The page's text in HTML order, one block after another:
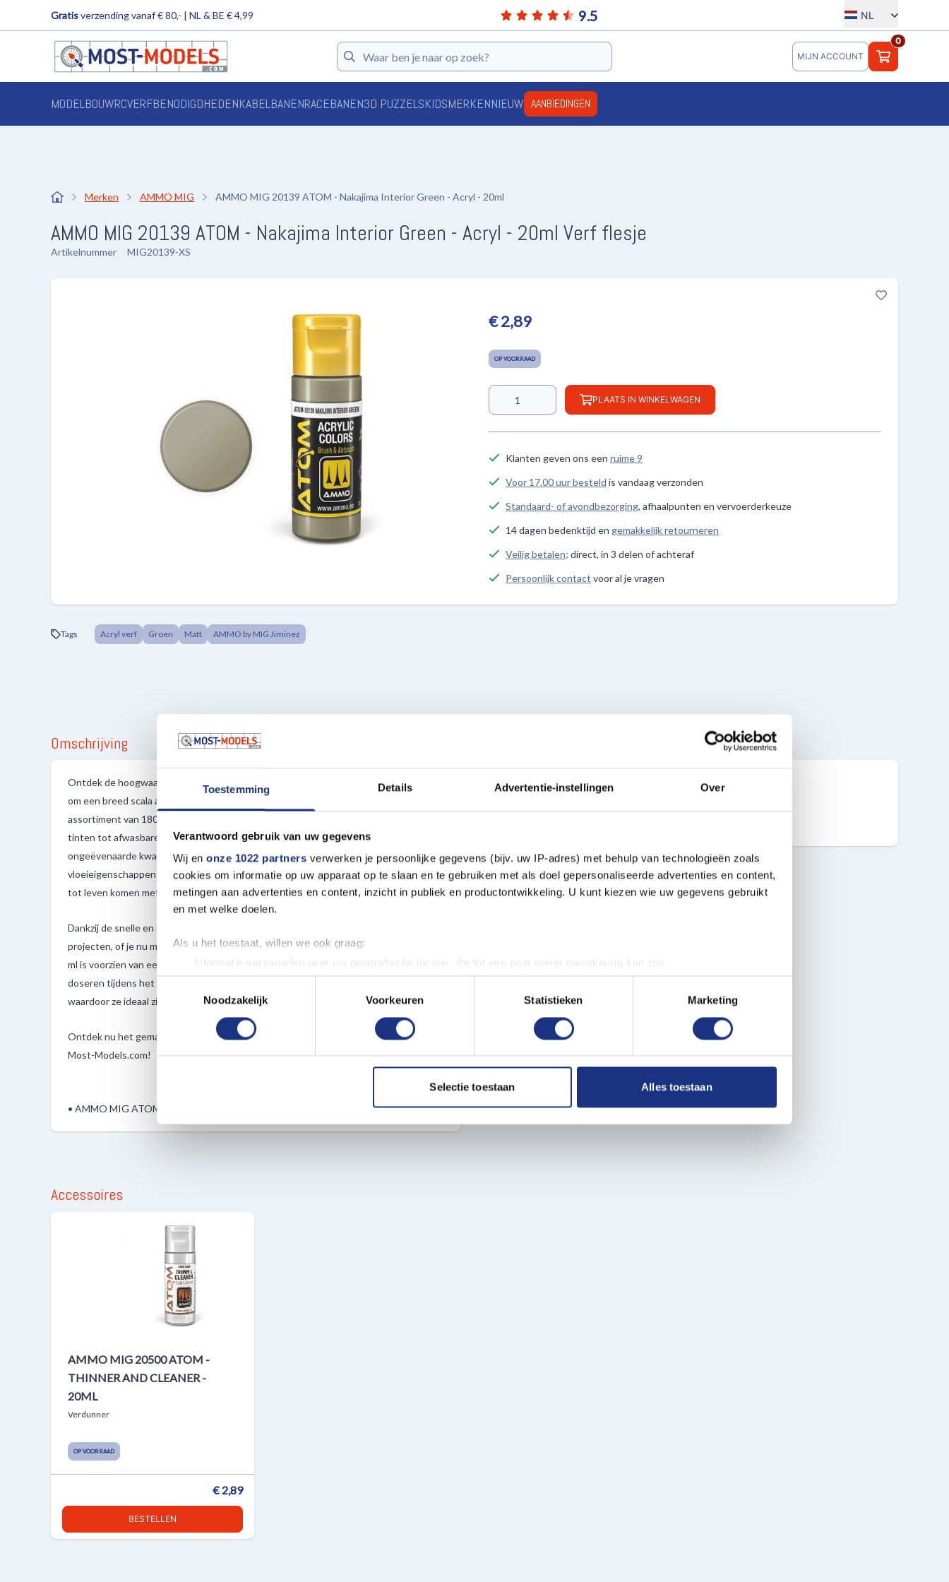
Toestemming Details Advertentie-instellingen Over
Verantwoord gebruik van uw gegevens
Wij en onze 1022 partners verwerken je persoonlijke gegevens (bijv. uw IP-adres) met behulp van technologieën zoals
cookies om informatie op uw apparaat op te slaan en te gebruiken met als doel gepersonaliseerde advertenties en content,
metingen aan advertenties en content, inzicht in publiek en productontwikkeling. U kunt kiezen wie uw gegevens gebruikt
en met welke doelen.
Als u het toestaat, willen we ook graag:
Informatie verzamelen over uw geografische locatie, die tot een paar meter nauwkeurig kan zijn
Uw apparaat identificeren door het actief te scannen op specifieke eigenschappen (fingerprinting)
Lees meer over hoe uw persoonlijke gegevens worden verwerkt en stel uw voorkeuren in het
detailgedeeltein. U kunt uw
toestemming op elk moment wijzigen of intrekken in de Cookieverklaring.
websiteverkeer te analyseren. Ook delen we informatie over uw gebruik van onze site met onze partners voor social
media, adverteren en analyse. Deze partners kunnen deze gegevens combineren met andere informatie die u aan ze heeft
Noodzakelijk
Voorkeuren Statistieken Marketing
Selectie toestaan Alles toestaan
9.5
Gratisverzending vanaf € 80,- | NL & BE € 4,99 NL
MIJN ACCOUNT
0
Zoeken
MODELBOUWRCVERFBENODIGDHEDENKABELBANENRACEBANEN3D PUZZELSKIDSMERKENNIEUW AANBIEDINGEN
Merken AMMO MIG AMMO MIG 20139 ATOM - Nakajima Interior Green - Acryl - 20ml
AMMO MIG 20139 ATOM - Nakajima Interior Green - Acryl - 20ml Verf flesje
Artikelnummer MIG20139-XS
€ 2,89
OP VOORRAAD
PLAATS IN WINKELWAGEN
Klanten geven ons een ruime 9
Voor 17.00 uur besteld is vandaag verzonden
Standaard- of avondbezorging, afhaalpunten en vervoerderkeuze
14 dagen bedenktijd en gemakkelijk retourneren
Veilig betalen; direct, in 3 delen of achteraf
Persoonlijk contact voor al je vragen
Tags Acryl verf Groen Matt AMMO by MIG Jiminez
Omschrijving
Ontdek de hoogwaardige ATOM-kleuren van AMMO MIG, zorgvuldig samengesteld
om een breed scala aan kleuropties te bieden voor al je projecten. Met een
assortiment van 180 verschillende kleuren, variërend van primaire, lichte en felle
tinten tot afwasbare kleuren en metallic finishes, biedt de ATOM-serie
ongeëvenaarde kwaliteit en diversiteit. Deze verf kenmerkt zich door uitstekende
vloeieigenschappen en een indrukwekkende kleurintensiteit, waardoor je modellen
tot leven komen met levendige details.
Dankzij de snelle en sterke droging van de verf kun je efficiënt werken aan je
projecten, of je nu met een penseel of een airbrush werkt. Het handige flesje van 20
ml is voorzien van een praktische eenhandsdop, waardoor je snel en gemakkelijk kunt
doseren tijdens het schilderen. Bovendien zijn deze verven niet giftig en geurloos,
waardoor ze ideaal zijn voor modelbouwenthousiastelingen en hobbyisten.
Ontdek nu het gemak en de veelzijdigheid van de ATOM-flesjes, verkrijgbaar bij
Most-Models.com!
• AMMO MIG ATOM Verf Nakajima Interieur Groen
ALGEMEEN
Inhoud 20 ml
Accessoires
AMMO MIG 20500 ATOM -
THINNER AND CLEANER -
20ML
Verdunner
OP VOORRAAD
€ 2,89
BESTELLEN